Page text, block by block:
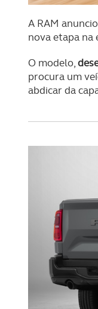
A RAM
nova etapa na
O modelo,
procura um
abdicar da